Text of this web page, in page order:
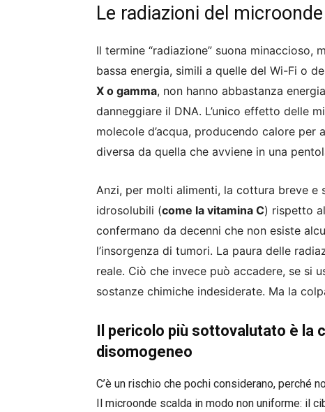
Le radiazioni del
Il termine “radiazione” suona minaccioso,
bassa energia, simili a quelle del Wi-Fi o
X o gamma, non hanno abbastanza
danneggiare il DNA. L’unico effetto delle
molecole d’acqua, producendo calore per
diversa da quella che avviene in una
Anzi, per molti alimenti, la cottura breve e
idrosolubili (come la vitamina C) rispetto
confermano da decenni che non esiste
l’insorgenza di tumori. La paura delle
reale. Ciò che invece può accadere, se si
sostanze chimiche indesiderate. Ma la
Il pericolo più sottovalutato è la
disomogeneo
C’è un rischio che pochi considerano, perché
Il microonde scalda in modo non uniforme: il